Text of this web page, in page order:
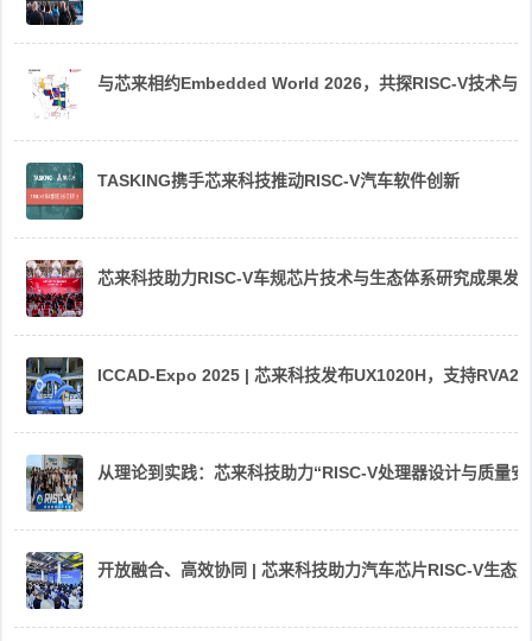
与芯来相约Embedded World 2026，共探RISC-V技术与
TASKING携手芯来科技推动RISC-V汽车软件创新
芯来科技助力RISC-V车规芯片技术与生态体系研究成果发
ICCAD-Expo 2025 | 芯来科技发布UX1020H，支持
从理论到实践：芯来科技助力“RISC-V处理器设计与质量
开放融合、高效协同 | 芯来科技助力汽车芯片RISC-V生态